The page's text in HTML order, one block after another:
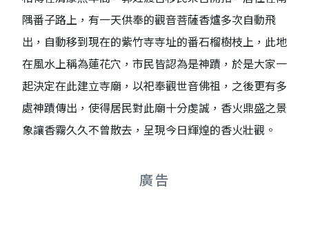
隅番子路上，有一天供奉的觀音菩薩香爐多次自動飛
出，自動移到現在的紫竹寺寺址的番石榴樹枝上，此地
在風水上稱為蓮花穴，市民皆認為是神蹟，於是大家一
起決定在此建立寺廟，以祀奉觀世音佛祖，之後更有多
處神蹟傳出，使得居民對此廟十分虔誠，香火鼎盛之景
象讓香霧久久不曾散去，呈現今日輝煌的香火壯觀。
廣告